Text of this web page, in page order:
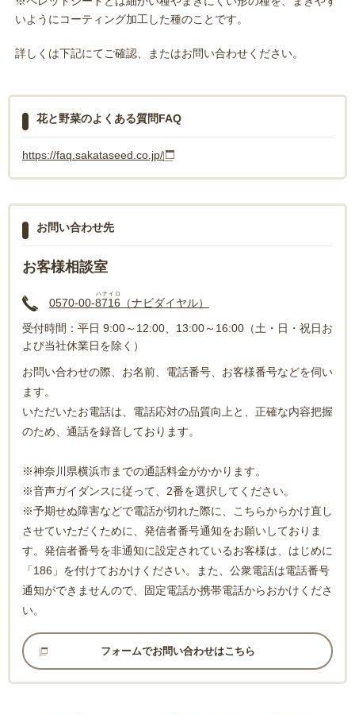
いようにコーティング加工した種のことです。
詳しくは下記にてご確認、またはお問い合わせください。
花と野菜のよくある質問FAQ
https://faq.sakataseed.co.jp/
お問い合わせ先
お客様相談室
0570-00-8716
ハナイロ
（ナビダイヤル）
受付時間：平日 9:00～12:00、13:00～16:00（土・日・祝日お
よび当社休業日を除く）
お問い合わせの際、お名前、電話番号、お客様番号などを伺い
ます。
いただいたお電話は、電話応対の品質向上と、正確な内容把握
のため、通話を録音しております。
※神奈川県横浜市までの通話料金がかかります。
※音声ガイダンスに従って、2番を選択してください。
※予期せぬ障害などで電話が切れた際に、こちらからかけ直し
させていただくために、発信者番号通知をお願いしておりま
す。発信者番号を非通知に設定されているお客様は、はじめに
「186」を付けておかけください。また、公衆電話は電話番号
通知ができませんので、固定電話か携帯電話からおかけくださ
い。
フォームでお問い合わせはこちら